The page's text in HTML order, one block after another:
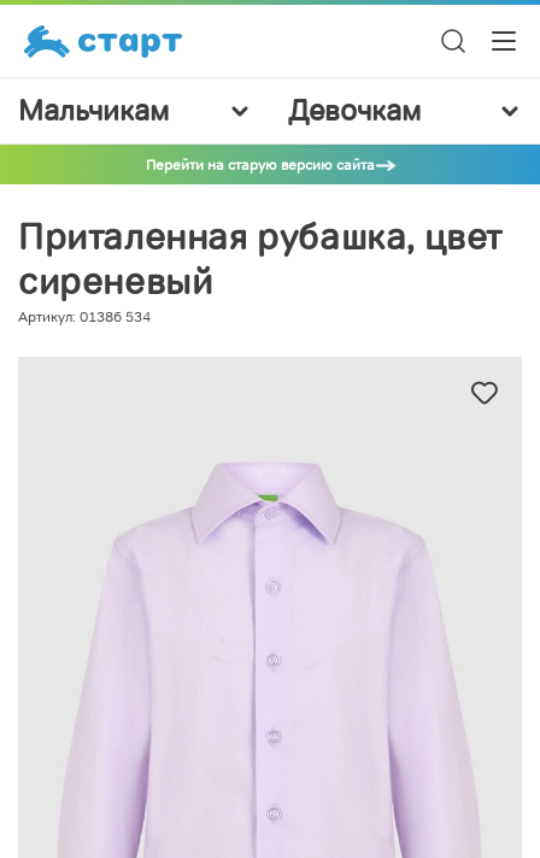
Мальчикам Девочкам
Перейти на старую версию сайта
Приталенная рубашка, цвет
сиреневый
Артикул: 01386 534